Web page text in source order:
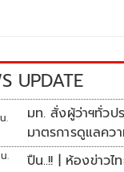
UPDATE
.
มท. สั่งผู้ว่าฯทั่วป
มาตรการดูแลคว
ศึกษา
. ปืน..!! | ห้องข่าว